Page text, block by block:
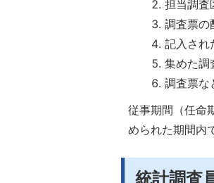
担当調査
調査票の
記入され
集めた調
調査票な
従事期間（任命
められた期間内
統計調査